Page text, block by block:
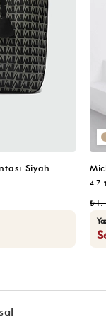
Siyah
4.7